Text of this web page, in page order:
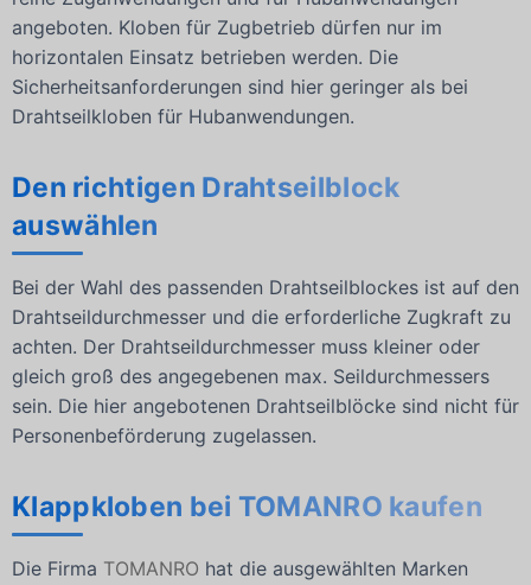
angeboten. Kloben für Zugbetrieb dürfen nur im
horizontalen Einsatz betrieben werden. Die
Sicherheitsanforderungen sind hier geringer als bei
Drahtseilkloben für Hubanwendungen.
Den richtigen Drahtseilblock
auswählen
Bei der Wahl des passenden Drahtseilblockes ist auf den
Drahtseildurchmesser und die erforderliche Zugkraft zu
achten. Der Drahtseildurchmesser muss kleiner oder
gleich groß des angegebenen max. Seildurchmessers
sein. Die hier angebotenen Drahtseilblöcke sind nicht für
Personenbeförderung zugelassen.
Klappkloben bei TOMANRO kaufen
Die Firma TOMANRO hat die ausgewählten Marken